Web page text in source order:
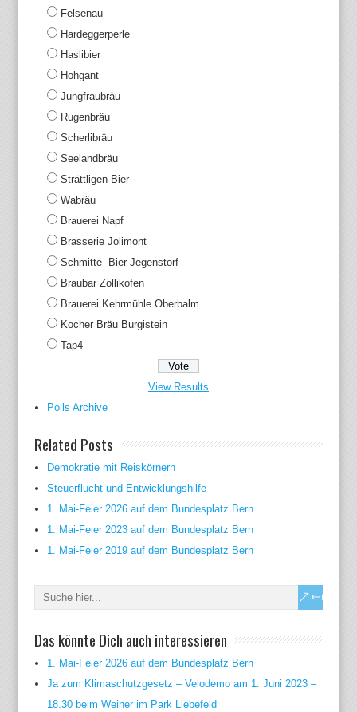
Felsenau
Hardeggerperle
Haslibier
Hohgant
Jungfraubräu
Rugenbräu
Scherlibräu
Seelandbräu
Strättligen Bier
Wabräu
Brauerei Napf
Brasserie Jolimont
Schmitte -Bier Jegenstorf
Braubar Zollikofen
Brauerei Kehrmühle Oberbalm
Kocher Bräu Burgistein
Tap4
View Results
Polls Archive
Related Posts
Demokratie mit Reiskörnern
Steuerflucht und Entwicklungshilfe
1. Mai-Feier 2026 auf dem Bundesplatz Bern
1. Mai-Feier 2023 auf dem Bundesplatz Bern
1. Mai-Feier 2019 auf dem Bundesplatz Bern
Das könnte Dich auch interessieren
1. Mai-Feier 2026 auf dem Bundesplatz Bern
Ja zum Klimaschutzgesetz – Velodemo am 1. Juni 2023 –
18.30 beim Weiher im Park Liebefeld